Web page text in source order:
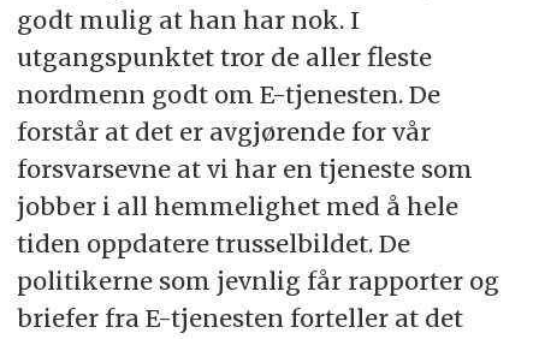
godt mulig at han har nok. I
utgangspunktet tror de aller fleste
nordmenn godt om E-tjenesten. De
forstår at det er avgjørende for vår
forsvarsevne at vi har en tjeneste som
jobber i all hemmelighet med å hele
tiden oppdatere trusselbildet. De
politikerne som jevnlig får rapporter og
briefer fra E-tjenesten forteller at det